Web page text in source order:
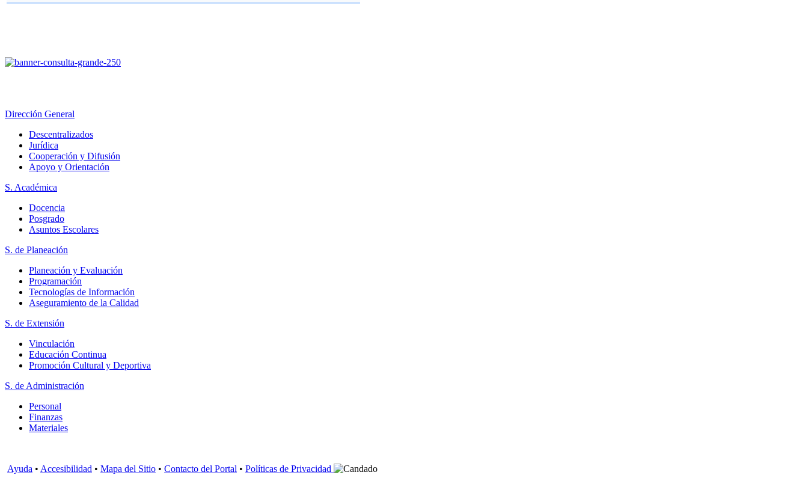
Dirección General
Descentralizados
Jurídica
Cooperación y Difusión
Apoyo y Orientación
S. Académica
Docencia
Posgrado
Asuntos Escolares
S. de Planeación
Planeación y Evaluación
Programación
Tecnologías de Información
Aseguramiento de la Calidad
S. de Extensión
Vinculación
Educación Continua
Promoción Cultural y Deportiva
S. de Administración
Personal
Finanzas
Materiales
Ayuda • Accesibilidad • Mapa del Sitio • Contacto del Portal • Políticas de Privacidad